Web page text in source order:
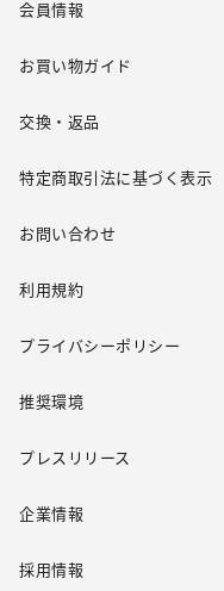
会員情報
お買い物ガイド
交換・返品
特定商取引法に基づく表示
お問い合わせ
利用規約
プライバシーポリシー
推奨環境
プレスリリース
企業情報
採用情報